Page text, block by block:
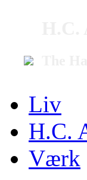
Liv
H.C.
Værk